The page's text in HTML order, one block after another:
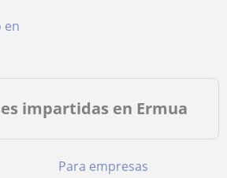
en
impartidas en Ermua
para empresas